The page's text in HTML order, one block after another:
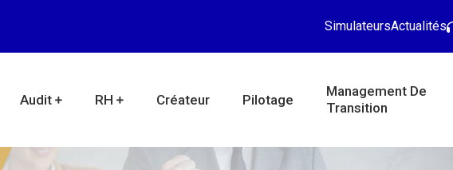
SimulateursActualités
Audit RH Créateur Pilotage
Management De
Transition